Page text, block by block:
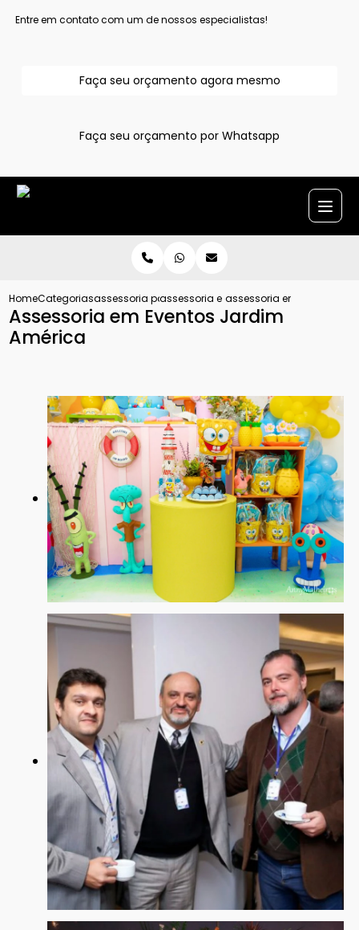
Entre em contato com um de nossos especialistas!
Faça seu orçamento agora mesmo
Faça seu orçamento por Whatsapp
HomeCategoriasassessoria para eventoassessoria e cerimonial de eventos
assessoria em eventos
Assessoria em Eventos Jardim
América